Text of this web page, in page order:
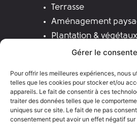
Gérer le
Pour offrir les meilleures expériences, nous
telles que les cookies pour stocker et/ou
appareils. Le fait de consentir à ces
traiter des données telles que le
uniques sur ce site. Le fait de ne pas
consentement peut avoir un effet négatif
Terrasse
Aménagement
Plantation & végétaux
Maçonnerie
Revêtements de sol
Spa & spa de nage
Éclairage